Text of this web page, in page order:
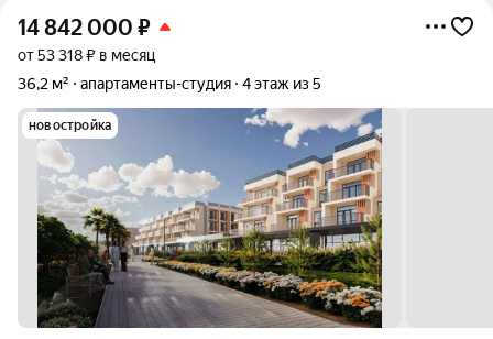
14 842 000 ₽
от 53 318 ₽ в месяц
36,2 м²
апартаменты-студия 4 этаж из 5
новостройка